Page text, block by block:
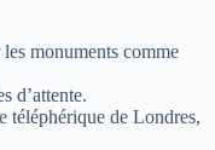
monuments comme
d’attente.
téléphérique de Londres,